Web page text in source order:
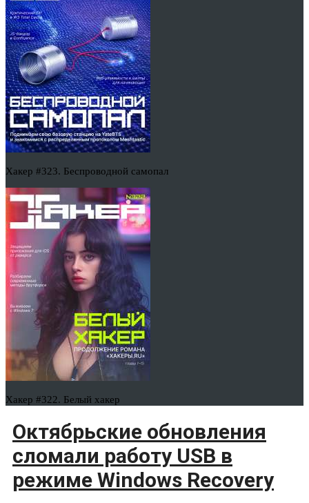
Хакер #323. Беспроводной самопал
Хакер #322. Белый хакер
Октябрьские обновления
сломали работу USB в
режиме Windows Recovery